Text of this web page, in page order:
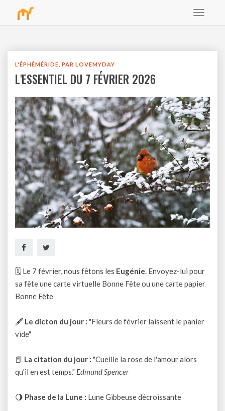
Toggle
L'ÉPHÉMÉRIDE, PAR LOVEMYDAY
L'ESSENTIEL DU 7 FÉVRIER 2026
🗓 Le 7 février, nous fêtons les Eugénie. Envoyez-lui pour
sa fête unecarte virtuelle Bonne Fêteou unecarte papier
Bonne Fête
🖋 Le dicton du jour : "Fleurs de février laissent le panier
vide"
📕 La citation du jour : "Cueille la rose de l'amour alors
qu'il en est temps." Edmund Spencer
🌖 Phase de la Lune : Lune Gibbeuse décroissante